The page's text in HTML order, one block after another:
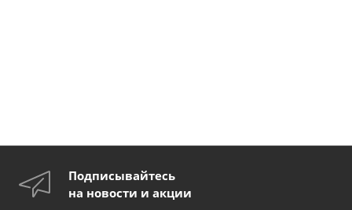
Подписывайтесь
на новости и акции